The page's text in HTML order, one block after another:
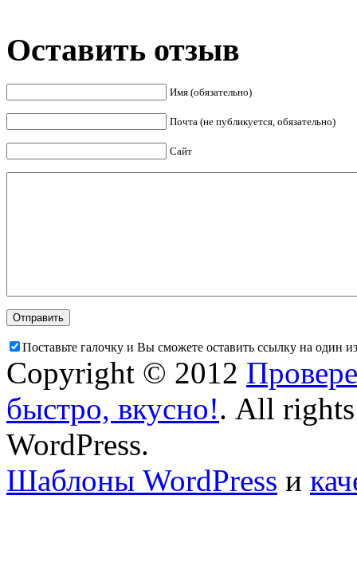
Оставить отзыв
Имя (обязательно)
Почта (не публикуется, обязательно)
Сайт
Поставьте галочку и Вы сможете оставить ссылку на один
Copyright © 2012
быстро, вкусно!. All rights
WordPress.
Шаблоны WordPress и